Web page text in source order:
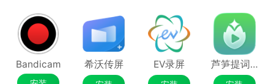
Bandicam 希沃传屏 EV录屏 芦笋提词器64位